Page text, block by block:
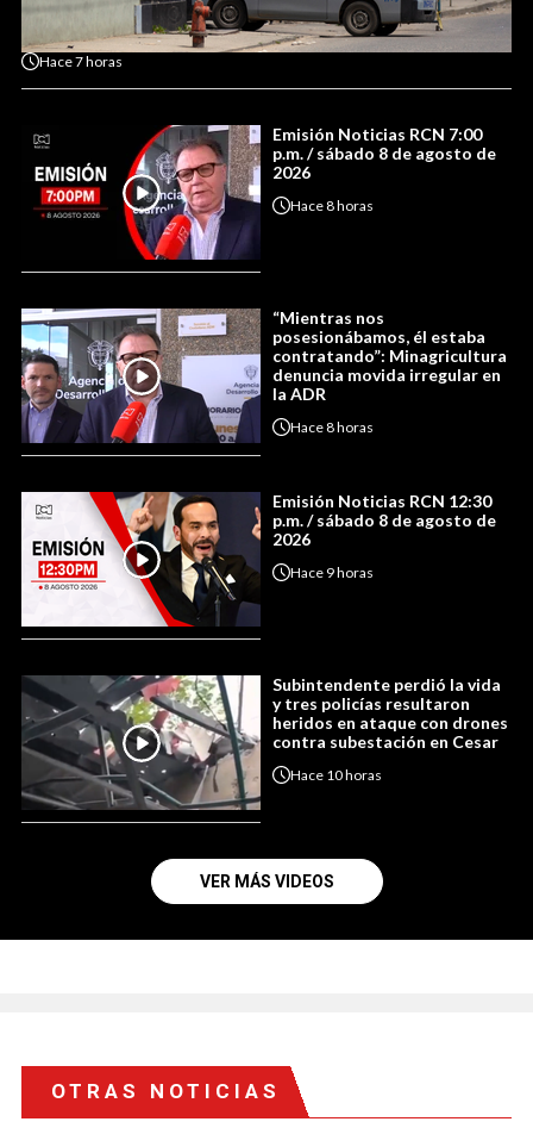
Hace7 horas
Emisión Noticias RCN 7:00
p.m. / sábado 8 de agosto de
2026
Hace8 horas
“Mientras nos
posesionábamos, él estaba
contratando”: Minagricultura
denuncia movida irregular en
la ADR
Hace8 horas
Emisión Noticias RCN 12:30
p.m. / sábado 8 de agosto de
2026
Hace 9 horas
Subintendente perdió la vida
y tres policías resultaron
heridos en ataque con drones
contra subestación en Cesar
Hace 10 horas
VER MÁS VIDEOS
OTRAS NOTICIAS